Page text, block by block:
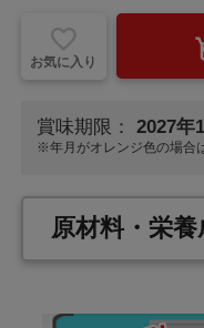
お気に入り
賞味期限： 2027年
※年月がオレンジ色の場合
原材料・栄